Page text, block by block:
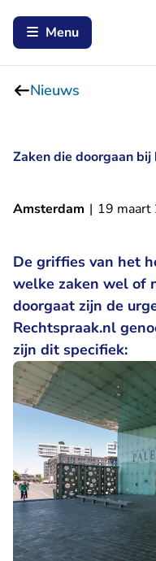
Menu
Nieuws
Zaken die doorgaan
Amsterdam | 19 maart
De griffies van het
welke zaken wel of
doorgaat zijn de
Rechtspraak.nl
zijn dit specifiek: